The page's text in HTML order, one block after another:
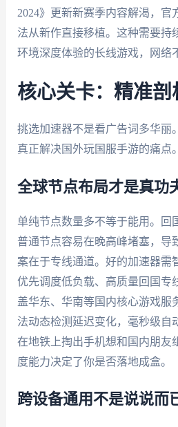
2024》更新新赛季内容解渴，官
法从新作直接移植。这种需要持
环境深度体验的长线游戏，网络
核心关卡：精准剖
挑选加速器不是看广告词多华丽
真正解决国外玩国服手游的痛点。
全球节点布局才是真功
单纯节点数量多不等于能用。回
普通节点容易在晚高峰堵塞，导
案在于专线通道。好的加速器需
优先调度低负载、高质量回国专
盖华东、华南等国内核心游戏服
法动态检测延迟变化，毫秒级自
在地铁上掏出手机想和国内朋友
度能力决定了你是否落地成盒。
跨设备通用不是说说而